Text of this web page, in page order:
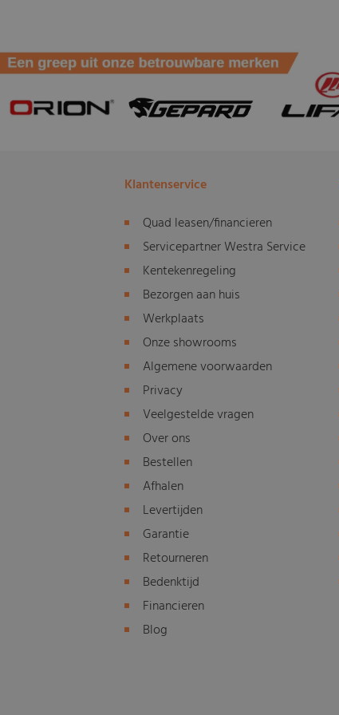
Klantenservice
Quad leasen/financieren
Servicepartner Westra Service
Kentekenregeling
Bezorgen aan huis
Werkplaats
Onze showrooms
Algemene voorwaarden
Privacy
Veelgestelde vragen
Over ons
Bestellen
Afhalen
Levertijden
Garantie
Retourneren
Bedenktijd
Financieren
Blog